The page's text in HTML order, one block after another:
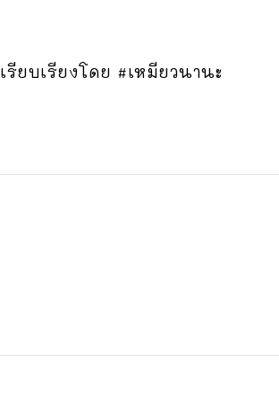
เรียบเรียงโดย #เหมียวนานะ